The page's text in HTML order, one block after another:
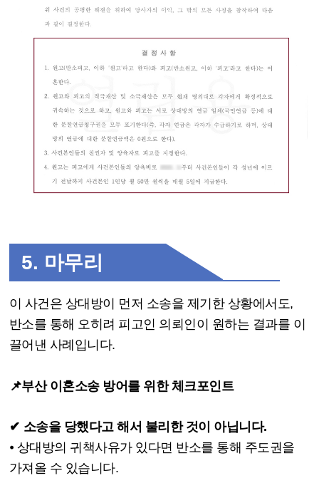
5. 마무리
이 사건은 상대방이 먼저 소송을 제기한 상황에서도,
반소를 통해 오히려 피고인 의뢰인이 원하는 결과를 이
끌어낸 사례입니다.
📌부산 이혼소송 방어를 위한 체크포인트
✔ 소송을 당했다고 해서 불리한 것이 아닙니다.
⦁ 상대방의 귀책사유가 있다면 반소를 통해 주도권을
가져올 수 있습니다.